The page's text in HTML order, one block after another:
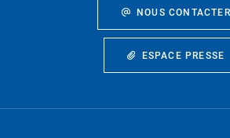
NOUS CONTACTER
ESPACE PRESSE